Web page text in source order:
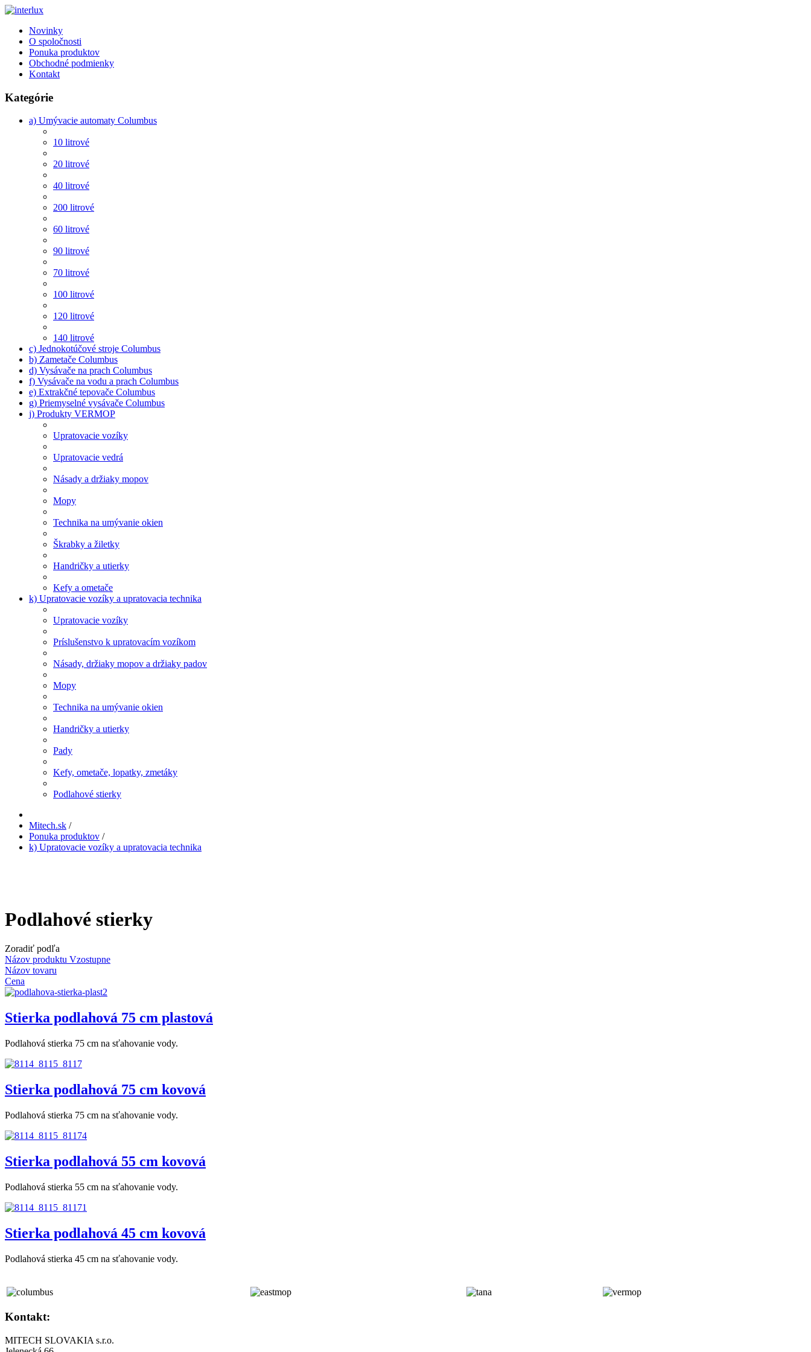
Novinky
O spoločnosti
Ponuka produktov
Obchodné podmienky
Kontakt
Kategórie
a) Umývacie automaty Columbus
10 litrové
20 litrové
40 litrové
200 litrové
60 litrové
90 litrové
70 litrové
100 litrové
120 litrové
140 litrové
c) Jednokotúčové stroje Columbus
b) Zametače Columbus
d) Vysávače na prach Columbus
f) Vysávače na vodu a prach Columbus
e) Extrakčné tepovače Columbus
g) Priemyselné vysávače Columbus
j) Produkty VERMOP
Upratovacie vozíky
Upratovacie vedrá
Násady a držiaky mopov
Mopy
Technika na umývanie okien
Škrabky a žiletky
Handričky a utierky
Kefy a ometače
k) Upratovacie vozíky a upratovacia technika
Upratovacie vozíky
Príslušenstvo k upratovacím vozíkom
Násady, držiaky mopov a držiaky padov
Mopy
Technika na umývanie okien
Handričky a utierky
Pady
Kefy, ometače, lopatky, zmetáky
Podlahové stierky
Mitech.sk /
Ponuka produktov /
k) Upratovacie vozíky a upratovacia technika
Podlahové stierky
Zoradiť podľa
Názov produktu Vzostupne
Názov tovaru
Cena
Stierka podlahová 75 cm plastová
Podlahová stierka 75 cm na sťahovanie vody.
Stierka podlahová 75 cm kovová
Podlahová stierka 75 cm na sťahovanie vody.
Stierka podlahová 55 cm kovová
Podlahová stierka 55 cm na sťahovanie vody.
Stierka podlahová 45 cm kovová
Podlahová stierka 45 cm na sťahovanie vody.
Kontakt:
MITECH SLOVAKIA s.r.o.